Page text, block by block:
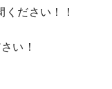
ださい！！
い！